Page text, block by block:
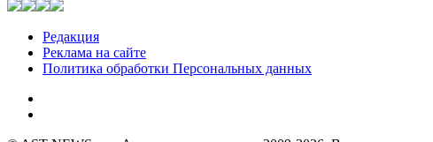
Редакция
Реклама на сайте
Политика обработки Персональных данных